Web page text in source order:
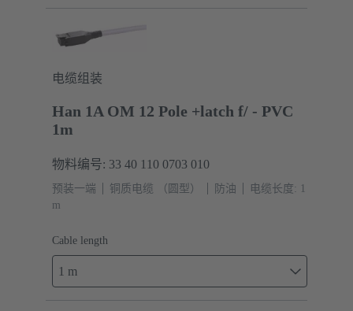
电缆组装
Han 1A OM 12 Pole +latch f/ - PVC
1m
物料编号: 33 40 110 0703 010
预装一端 铜质电缆 （圆型） 防油
电缆长度: 1
m
Cable length
1 m